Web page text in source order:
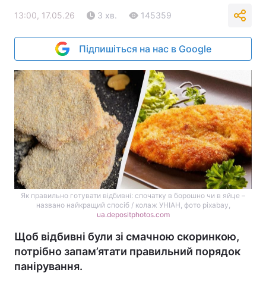
13:00, 17.05.26 3 хв. 145359
Підпишіться на нас в Google
Як правильно готувати відбивні: спочатку в борошно чи в яйце –
названо найкращий спосіб / колаж УНІАН, фото pixabay,
ua.depositphotos.com
Щоб відбивні були зі смачною скоринкою,
потрібно запам’ятати правильний порядок
панірування.